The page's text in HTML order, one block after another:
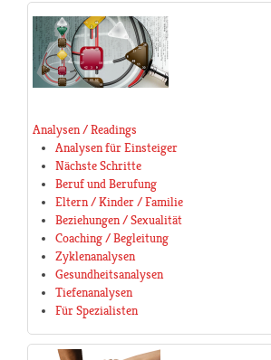
Analysen / Readings
Analysen für Einsteiger
Nächste Schritte
Beruf und Berufung
Eltern / Kinder / Familie
Beziehungen / Sexualität
Coaching / Begleitung
Zyklenanalysen
Gesundheitsanalysen
Tiefenanalysen
Für Spezialisten